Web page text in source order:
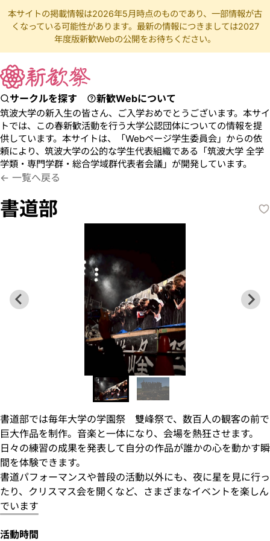
本サイトの掲載情報は2026年5月時点のものであり、一部情報が古
くなっている可能性があります。最新の情報につきましては2027
年度版新歓Webの公開をお待ちください。
サークルを探す 新歓Webについて
筑波大学の新入生の皆さん、ご入学おめでとうございます。本サイ
トでは、この春新歓活動を行う大学公認団体についての情報を提
供しています。本サイトは、「Webページ学生委員会」からの依
頼により、筑波大学の公的な学生代表組織である「筑波大学 全学
学類・専門学群・総合学域群代表者会議」が開発しています。
しょどうぶ 書道 芸術 青春
一覧へ戻る
書道部
書道部では毎年大学の学園祭 雙峰祭で、数百人の観客の前で
巨大作品を制作。音楽と一体になり、会場を熱狂させます。
日々の練習の成果を発表して自分の作品が誰かの心を動かす瞬
間を体験できます。
書道パフォーマンスや普段の活動以外にも、夜に星を見に行っ
たり、クリスマス会を開くなど、さまざまなイベントを楽しん
でいます
活動時間